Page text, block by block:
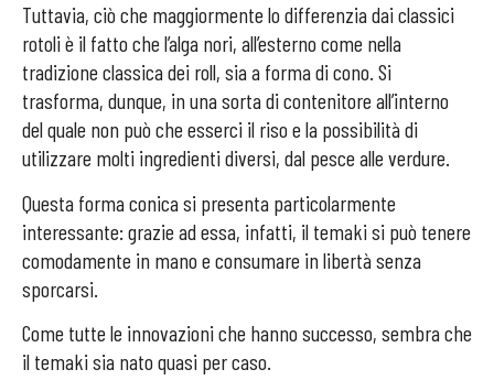
Tuttavia, ciò che maggiormente lo differenzia dai classici
rotoli è il fatto che l’alga nori, all’esterno come nella
tradizione classica dei roll, sia a forma di cono. Si
trasforma, dunque, in una sorta di contenitore all’interno
del quale non può che esserci il riso e la possibilità di
utilizzare molti ingredienti diversi, dal pesce alle verdure.
Questa forma conica si presenta particolarmente
interessante: grazie ad essa, infatti, il temaki si può tenere
comodamente in mano e consumare in libertà senza
sporcarsi.
Come tutte le innovazioni che hanno successo, sembra che
il temaki sia nato quasi per caso.